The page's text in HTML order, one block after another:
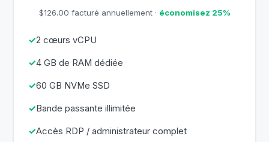
$126.00 facturé annuellement · économisez 25%
2 cœurs vCPU
4 GB de RAM dédiée
60 GB NVMe SSD
Bande passante illimitée
Accès RDP / administrateur complet